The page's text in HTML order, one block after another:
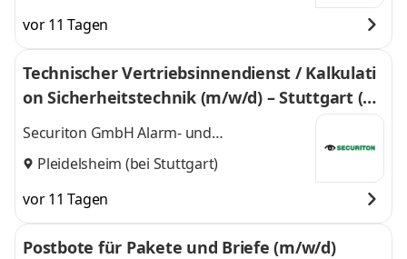
vor 11 Tagen
Technischer Vertriebsinnendienst / Kalkulati
on Sicherheitstechnik (m/w/d) – Stuttgart (Pl
eidelsheim)
Securiton GmbH Alarm- und
Sicherheitssysteme
Pleidelsheim (bei Stuttgart)
vor 11 Tagen
Postbote für Pakete und Briefe (m/w/d)